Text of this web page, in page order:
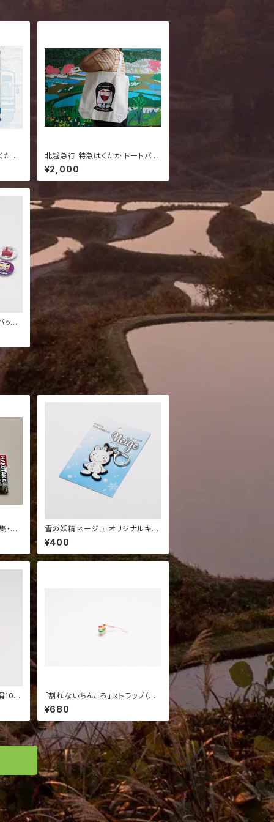
たか
北越急行 特急はくたか トートバッ
グ｜北越急行 雪国を走るローカル
鉄道グッズ
¥2,000
ジ1
・ほ
雪の妖精ネージュ オリジナルキー
ホルダー
¥400
10
「割れないちんころ」ストラップ（い
ぬ）
¥680